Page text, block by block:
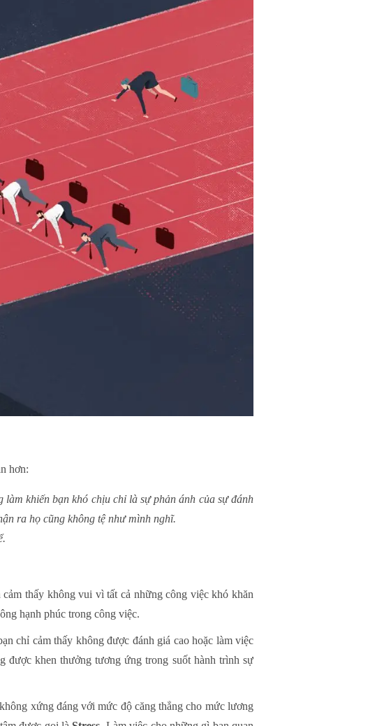
hơn:
khiến bạn khó chịu chỉ là sự phản ánh của sự đánh
ra họ cũng không tệ như mình nghĩ.
thấy không vui vì tất cả những công việc khó khăn
hạnh phúc trong công việc.
chỉ cảm thấy không được đánh giá cao hoặc làm việc
được khen thưởng tương ứng trong suốt hành trình sự
xứng đáng với mức độ căng thẳng cho mức lương